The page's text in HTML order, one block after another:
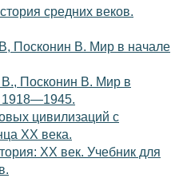
средних веков.
Посконин В. Мир в начале
Посконин В. Мир в
1918—1945.
цивилизаций с
XX века.
XX век. Учебник для